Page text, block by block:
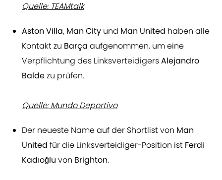
Quelle: TEAMtalk
Aston Villa, Man City und Man United haben alle
Kontakt zu Barça aufgenommen, um eine
Verpflichtung des LinksverteidigersAlejandro
Baldezu prüfen.
Quelle: Mundo Deportivo
Der neueste Name auf der Shortlist von Man
United für die Linksverteidiger-Position ist Ferdi
Kadıoğlu von Brighton.